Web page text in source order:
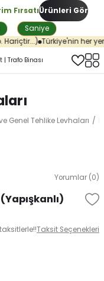
Fırsatı
Saniye
Ürünleri Gör
Türkiye'nin her
Genel Tehlike Levhaları
Yorumlar (0)
Taksit Seçenekleri